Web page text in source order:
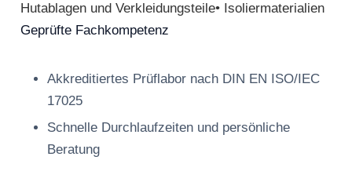
Hutablagen und Verkleidungsteile• Isoliermaterialien
Geprüfte Fachkompetenz
Akkreditiertes Prüflabor nach DIN EN ISO/IEC
17025
Schnelle Durchlaufzeiten und persönliche
Beratung